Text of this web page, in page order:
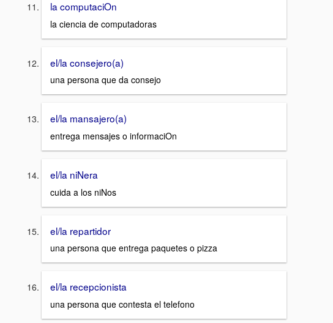
la computaciOn
la ciencia de computadoras
el/la consejero(a)
una persona que da consejo
el/la mansajero(a)
entrega mensajes o informaciOn
el/la niNera
cuida a los niNos
el/la repartidor
una persona que entrega paquetes o pizza
el/la recepcionista
una persona que contesta el telefono